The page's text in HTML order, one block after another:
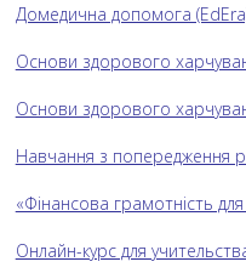
Домедична допомога
Основи здорового
Основи здорового
Навчання з попередження
«Фінансова грамотність
Онлайн-курс для